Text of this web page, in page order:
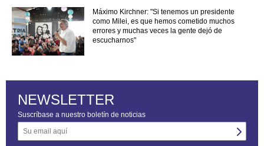
Máximo Kirchner: "Si tenemos un presidente
como Milei, es que hemos cometido muchos
errores y muchas veces la gente dejó de
escucharnos"
NEWSLETTER
Suscríbase a nuestro boletín de noticias